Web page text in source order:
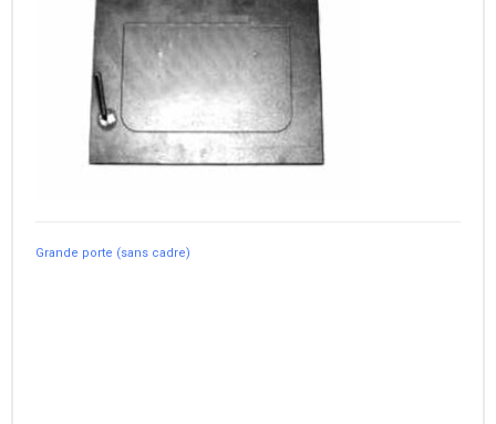
Grande porte (sans cadre)